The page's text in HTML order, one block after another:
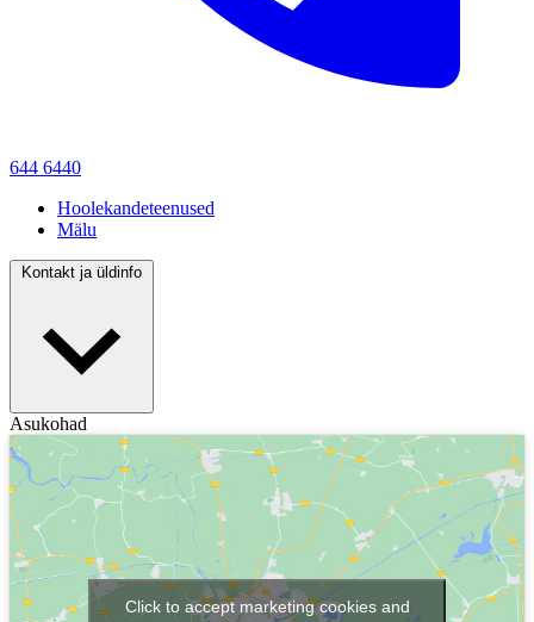
644 6440
Hoolekandeteenused
Mälu
Kontakt ja üldinfo
Asukohad
Click to accept marketing cookies and